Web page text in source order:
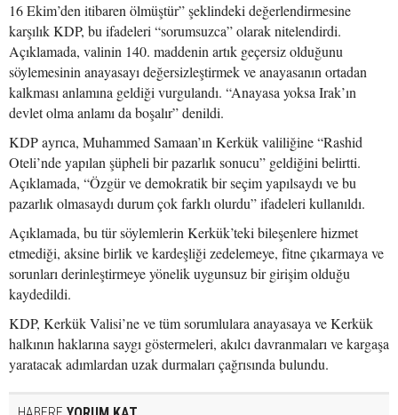
16 Ekim’den itibaren ölmüştür” şeklindeki değerlendirmesine
karşılık KDP, bu ifadeleri “sorumsuzca” olarak nitelendirdi.
Açıklamada, valinin 140. maddenin artık geçersiz olduğunu
söylemesinin anayasayı değersizleştirmek ve anayasanın ortadan
kalkması anlamına geldiği vurgulandı. “Anayasa yoksa Irak’ın
devlet olma anlamı da boşalır” denildi.
KDP ayrıca, Muhammed Samaan’ın Kerkük valiliğine “Rashid
Oteli’nde yapılan şüpheli bir pazarlık sonucu” geldiğini belirtti.
Açıklamada, “Özgür ve demokratik bir seçim yapılsaydı ve bu
pazarlık olmasaydı durum çok farklı olurdu” ifadeleri kullanıldı.
Açıklamada, bu tür söylemlerin Kerkük’teki bileşenlere hizmet
etmediği, aksine birlik ve kardeşliği zedelemeye, fitne çıkarmaya ve
sorunları derinleştirmeye yönelik uygunsuz bir girişim olduğu
kaydedildi.
KDP, Kerkük Valisi’ne ve tüm sorumlulara anayasaya ve Kerkük
halkının haklarına saygı göstermeleri, akılcı davranmaları ve kargaşa
yaratacak adımlardan uzak durmaları çağrısında bulundu.